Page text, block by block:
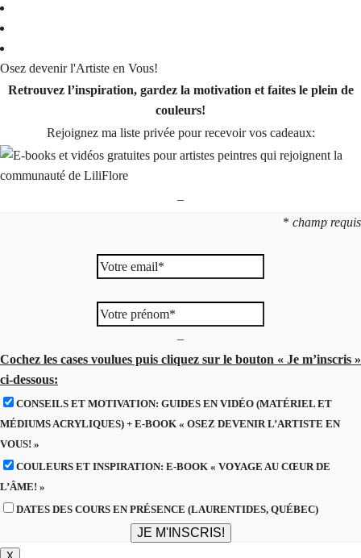
Osez devenir l'Artiste en Vous!
Retrouvez l’inspiration, gardez la motivation et faites le plein de
couleurs!
Rejoignez ma liste privée pour recevoir vos cadeaux:
–
* champ requis
–
Cochez les cases voulues puis cliquez sur le bouton « Je m’inscris »
ci-dessous:
CONSEILS ET MOTIVATION: GUIDES EN VIDÉO (MATÉRIEL ET
MÉDIUMS ACRYLIQUES) + E-BOOK « OSEZ DEVENIR L’ARTISTE EN
VOUS! »
COULEURS ET INSPIRATION: E-BOOK « VOYAGE AU CŒUR DE
L’ÂME! »
DATES DES COURS EN PRÉSENCE (LAURENTIDES, QUÉBEC)